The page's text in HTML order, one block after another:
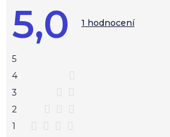
5,0 hodnocení
produktu
1 hodnocení
5
4
3
2
1
e